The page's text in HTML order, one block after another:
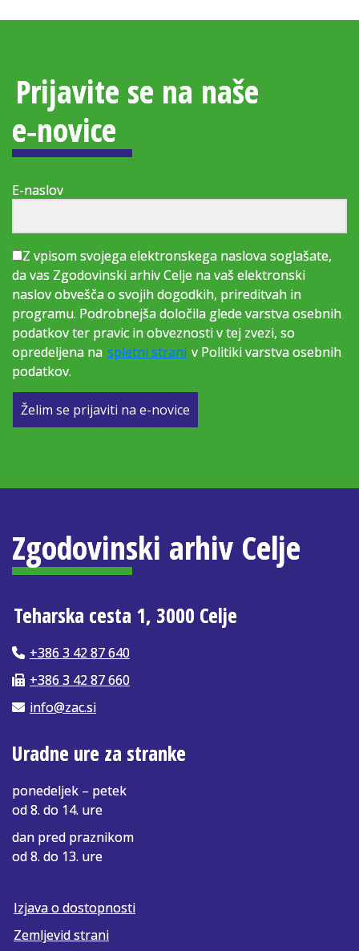
Prijavite se na naše
e‑novice
E-naslov
Z vpisom svojega elektronskega naslova soglašate,
da vas Zgodovinski arhiv Celje na vaš elektronski
naslov obvešča o svojih dogodkih, prireditvah in
programu. Podrobnejša določila glede varstva osebnih
podatkov ter pravic in obveznosti v tej zvezi, so
opredeljena na spletni strani v Politiki varstva osebnih
podatkov.
Želim se prijaviti na e-novice
Zgodovinski arhiv Celje
Teharska cesta 1, 3000 Celje
+386 3 42 87 640
+386 3 42 87 660
info@zac.si
Uradne ure za stranke
ponedeljek – petek
od 8. do 14. ure
dan pred praznikom
od 8. do 13. ure
Izjava o dostopnosti
Zemljevid strani